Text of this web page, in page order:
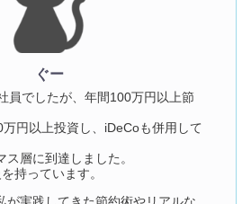
ぐー
員でしたが、年間100万円以上節
円以上投資し、iDeCoも併用して
層に到達しました。
持っています。